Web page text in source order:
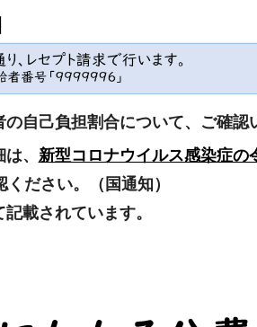
自己負担割合について、ご確認
、 新型コロナウイルス感染症の
ください。（国通知）
載されています。